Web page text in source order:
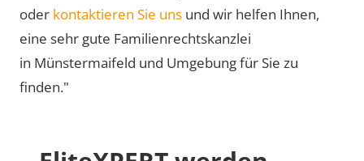
oder kontaktieren Sie uns und wir helfen Ihnen,
eine sehr gute Familienrechtskanzlei
in Münstermaifeld und Umgebung für Sie zu
finden."